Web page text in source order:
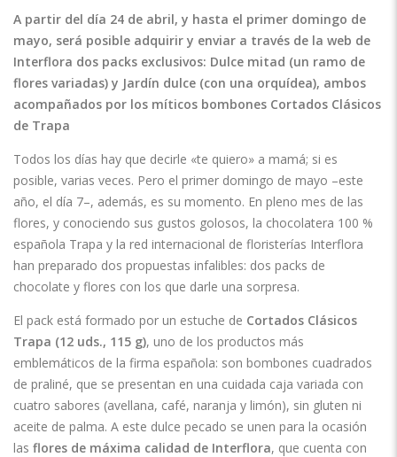
A partir del día 24 de abril, y hasta el primer domingo de
mayo, será posible adquirir y enviar a través de la web de
Interflora dos packs exclusivos: Dulce mitad (un ramo de
flores variadas) y Jardín dulce (con una orquídea), ambos
acompañados por los míticos bombones Cortados Clásicos
de Trapa
Todos los días hay que decirle «te quiero» a mamá; si es
posible, varias veces. Pero el primer domingo de mayo –este
año, el día 7–, además, es su momento. En pleno mes de las
flores, y conociendo sus gustos golosos, la chocolatera 100 %
española Trapa y la red internacional de floristerías Interflora
han preparado dos propuestas infalibles: dos packs de
chocolate y flores con los que darle una sorpresa.
El pack está formado por un estuche de Cortados Clásicos
Trapa (12 uds., 115 g), uno de los productos más
emblemáticos de la firma española: son bombones cuadrados
de praliné, que se presentan en una cuidada caja variada con
cuatro sabores (avellana, café, naranja y limón), sin gluten ni
aceite de palma. A este dulce pecado se unen para la ocasión
las flores de máxima calidad de Interflora, que cuenta con